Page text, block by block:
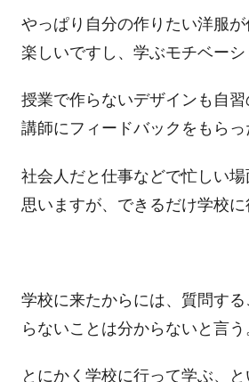
やっぱり自分の作りたい洋服
楽しいですし、学ぶモチベーシ
授業で作らないデザインも自習
講師にフィードバックをもらっ
社会人だと仕事などで忙しい
思いますが、できるだけ学校に
学校に来たからには、質問す
らないことは分からないと言う
とにかく学校に行って学ぶ、